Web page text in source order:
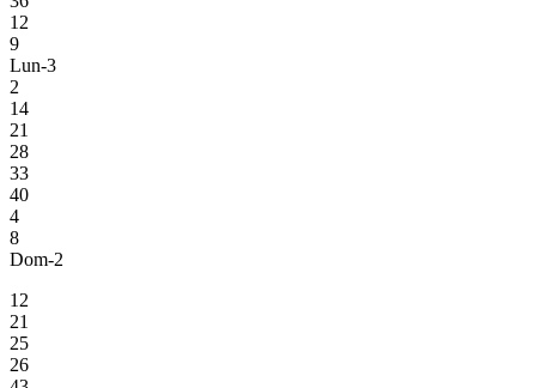
12
9
Lun-3
2
14
21
28
33
40
4
8
Dom-2
12
21
25
26